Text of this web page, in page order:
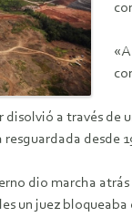
disolvió a través
desde
dio marcha
un juez